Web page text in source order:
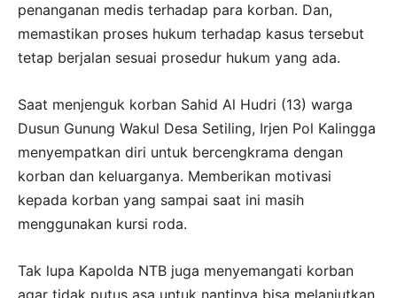
penanganan medis terhadap para korban. Dan,
memastikan proses hukum terhadap kasus tersebut
tetap berjalan sesuai prosedur hukum yang ada.
Saat menjenguk korban Sahid Al Hudri (13) warga
Dusun Gunung Wakul Desa Setiling, Irjen Pol Kalingga
menyempatkan diri untuk bercengkrama dengan
korban dan keluarganya. Memberikan motivasi
kepada korban yang sampai saat ini masih
menggunakan kursi roda.
Tak lupa Kapolda NTB juga menyemangati korban